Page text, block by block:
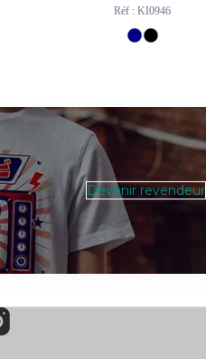
Réf : KI0946
Devenir revendeur